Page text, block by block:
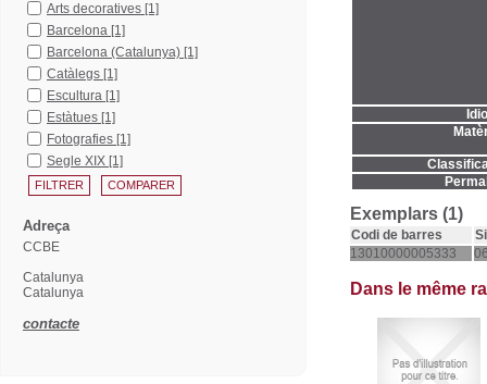
Exemplars (1)
Codi de barres
13010000005333
Dans le même
Arts decoratives [1]
Barcelona [1]
Barcelona (Catalunya) [1]
Catàlegs [1]
Escultura [1]
Estàtues [1]
Fotografies [1]
Segle XIX [1]
Adreça
CCBE
Catalunya
Catalunya
contacte